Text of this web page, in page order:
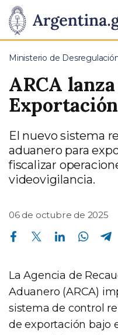
Presidencia
de
Nación
Pasar al contenido
Ministerio de
ARCA
El nuevo sistema
aduanero para
fiscalizar
videovigilancia.
06 de octubre de 2025
Compartir en Facebook Compartir en Twitter Compartir en Linkedin Compartir en Whatsapp
La Agencia de
Aduanero (ARCA)
sistema de control
de exportación bajo